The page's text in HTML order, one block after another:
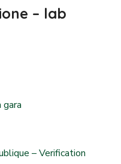
– lab
– Verification